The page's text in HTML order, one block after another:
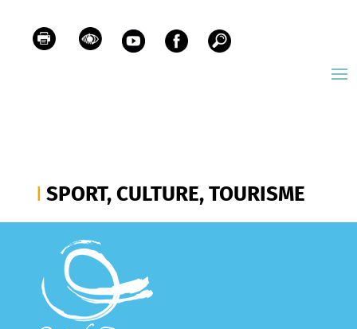
SPORT, CULTURE, TOURISME